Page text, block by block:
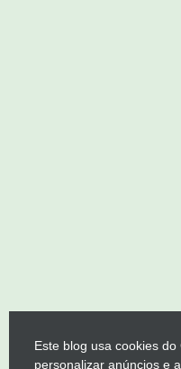
Este blog usa cookies
personalizar anúncios e